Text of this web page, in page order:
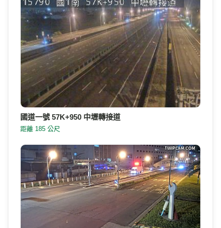
國道一號 57K+950 中壢轉接道
距離 185 公尺